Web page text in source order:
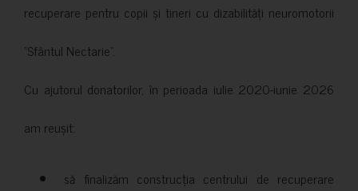
recuperare pentru copii și tineri cu dizabilități neuromotorii
”Sfântul Nectarie”.
Cu ajutorul donatorilor, în perioada iulie 2020-iunie 2026
am reușit:
să finalizăm construcția centrului de recuperare